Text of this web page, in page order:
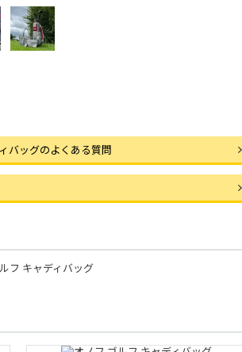
バッグのよくある質問